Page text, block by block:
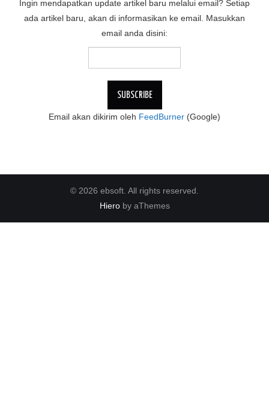
Ingin mendapatkan update artikel baru melalui email? Setiap
ada artikel baru, akan di informasikan ke email. Masukkan
email anda disini:
Email akan dikirim oleh FeedBurner (Google)
© 2026 ebsoft. All rights reserved.
Hieroby aThemes